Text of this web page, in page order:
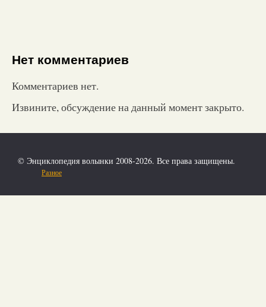
Нет комментариев
Комментариев нет.
Извините, обсуждение на данный момент закрыто.
© Энциклопедия волынки 2008-2026. Все права защищены.
Разное